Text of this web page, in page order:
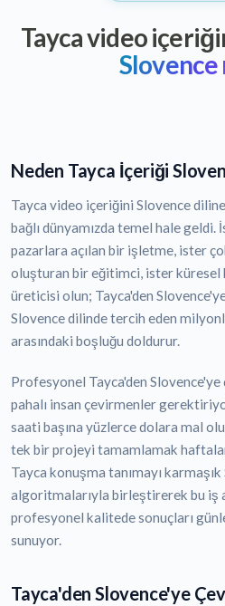
Tayca video
Neden Tayca İçeriği
Tayca video içeriğini Slovence
bağlı dünyamızda temel hale
pazarlara açılan bir işletme, ister
oluşturan bir eğitimci, ister
üreticisi olun; Tayca'den
Slovence dilinde tercih eden
arasındaki boşluğu doldurur.
Profesyonel Tayca'den
pahalı insan çevirmenler
saati başına yüzlerce dolara mal
tek bir projeyi tamamlamak
Tayca konuşma tanımayı
algoritmalarıyla birleştirerek bu iş
profesyonel kalitede sonuçları
sunuyor.
Tayca'den Slovence'ye